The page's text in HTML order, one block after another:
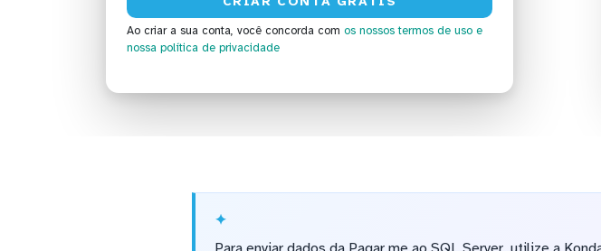
Ao criar a sua conta, você concorda com os nossos termos de uso e
nossa política de privacidade